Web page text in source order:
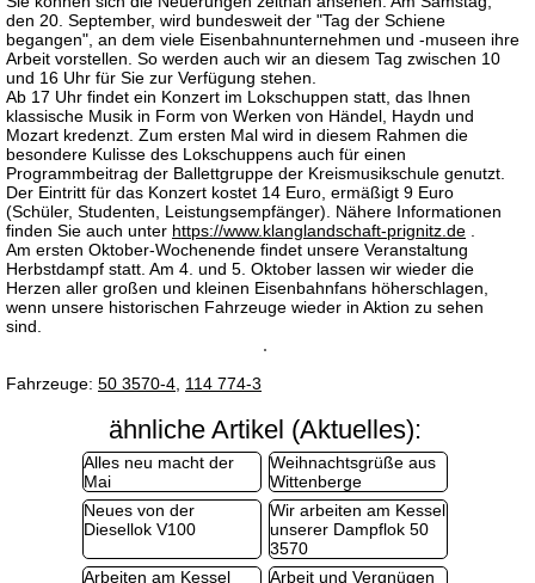
den 20. September, wird bundesweit der "Tag der Schiene
begangen", an dem viele Eisenbahnunternehmen und -museen ihre
Arbeit vorstellen. So werden auch wir an diesem Tag zwischen 10
und 16 Uhr für Sie zur Verfügung stehen.
Ab 17 Uhr findet ein Konzert im Lokschuppen statt, das Ihnen
klassische Musik in Form von Werken von Händel, Haydn und
Mozart kredenzt. Zum ersten Mal wird in diesem Rahmen die
besondere Kulisse des Lokschuppens auch für einen
Programmbeitrag der Ballettgruppe der Kreismusikschule genutzt.
Der Eintritt für das Konzert kostet 14 Euro, ermäßigt 9 Euro
(Schüler, Studenten, Leistungsempfänger). Nähere Informationen
finden Sie auch unter https://www.klanglandschaft-prignitz.de
Am ersten Oktober-Wochenende findet unsere Veranstaltung
Herbstdampf statt. Am 4. und 5. Oktober lassen wir wieder die
Herzen aller großen und kleinen Eisenbahnfans höherschlagen,
wenn unsere historischen Fahrzeuge wieder in Aktion zu sehen
sind.
Fahrzeuge: 50 3570-4 114 774-3
ähnliche Artikel (Aktuelles):
Alles neu macht der
Mai
Weihnachtsgrüße aus
Wittenberge
Neues von der
Diesellok V100
Wir arbeiten am Kessel
unserer Dampflok 50
3570
Arbeiten am Kessel
Arbeit und Vergnügen